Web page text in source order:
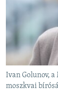
Ivan Golunov,
moszkvai